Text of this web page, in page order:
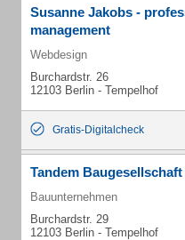
Susanne Jakobs -
management
Webdesign
Burchardstr. 26
12103 Berlin - Tempelhof
Gratis-Digitalcheck
Tandem Baugesellschaft
Bauunternehmen
Burchardstr. 29
12103 Berlin - Tempelhof